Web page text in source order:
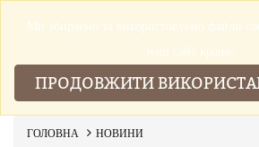
ГОЛОВНА
НОВИНИ
Ми збираемо та використовуемо файли
наш сайт краще.
ПРОДОВЖИТИ